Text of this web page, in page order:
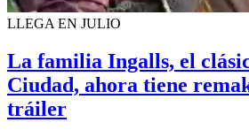
LLEGA EN JULIO
La familia Ingalls, el
Ciudad, ahora tiene
tráiler